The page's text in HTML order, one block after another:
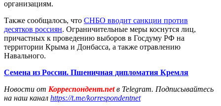
организациям.
Также сообщалось, что СНБО вводит санкции против
десятков россиян. Ограничительные меры коснутся лиц,
причастных к проведению выборов в Госдуму РФ на
территории Крыма и Донбасса, а также отравлению
Навального.
Семена из России. Пшеничная дипломатия Кремля
Новости от Корреспондент.netв Telegram. Подписывайтесь
на наш канал https://t.me/korrespondentnet